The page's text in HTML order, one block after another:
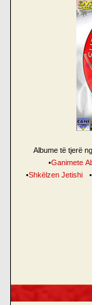
Albume të tjerë
•Ganimete
•Shkëlzen Jetishi •